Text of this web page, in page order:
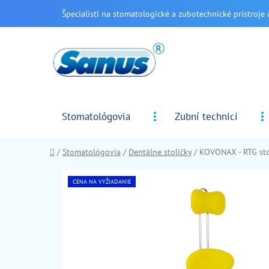
Špecialisti na stomatologické a zubotechnické prístroje
Stomatológovia Zubní technici
Domov
/ Stomatológovia / Dentálne stoličky / KOVONAX - RTG
CENA NA VYŽIADANIE